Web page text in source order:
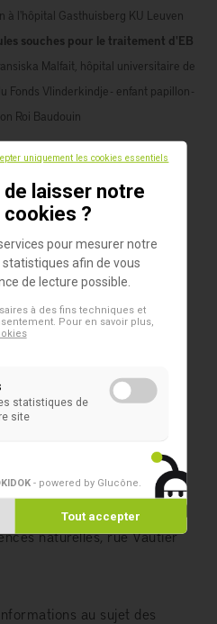
à l'hôpital Gasthuisberg KU Leuven
souches pour le traitement d'EB
Malfait, hôpital universitaire de
Fonds Vlinderkindje - enfant papillon -
Roi Baudouin
guidée (à partir de 12 ans)
simultanéeest prévu.
sera présent comme
soins
pour expliquer
qui conviennent à la peau
(EB).
naturelles, rue Vautier
au sujet des
uniquement les cookies essentiels
laisser notre
?
pour mesurer notre
afin de vous
de lecture possible.
à des fins techniques et
Pour en savoir plus,
statistiques de
site
- powered by Glucône.
Tout accepter